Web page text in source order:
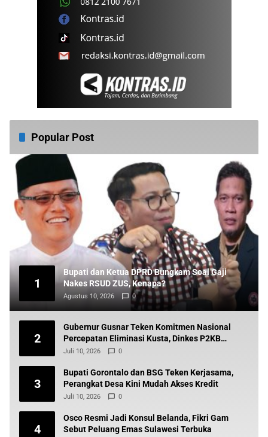
Popular Post
1
Bupati dan Ketua DPRD Bungkam Soal Gaji
Nakes RSUD ZUS, Kenapa?
Agustus 10, 2026 0
2
Gubernur Gusnar Teken Komitmen Nasional
Percepatan Eliminasi Kusta, Dinkes P2KB
Siapkan Tindak Lanjut
Juli 10, 2026 0
3
Bupati Gorontalo dan BSG Teken Kerjasama,
Perangkat Desa Kini Mudah Akses Kredit
Juli 10, 2026 0
4
Osco Resmi Jadi Konsul Belanda, Fikri Gam
Sebut Peluang Emas Sulawesi Terbuka